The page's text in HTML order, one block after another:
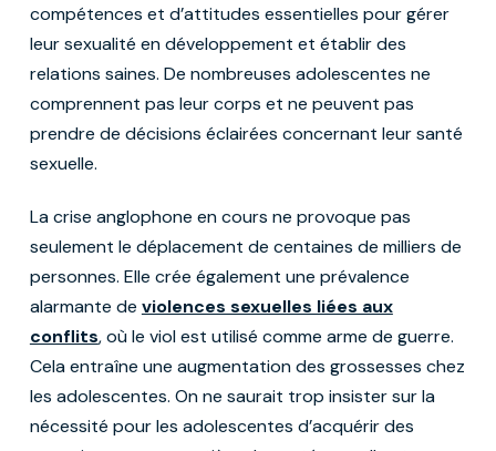
compétences et d’attitudes essentielles pour gérer
leur sexualité en développement et établir des
relations saines. De nombreuses adolescentes ne
comprennent pas leur corps et ne peuvent pas
prendre de décisions éclairées concernant leur santé
sexuelle.
La crise anglophone en cours ne provoque pas
seulement le déplacement de centaines de milliers de
personnes. Elle crée également une prévalence
alarmante de violences sexuelles liées aux
conflits, où le viol est utilisé comme arme de guerre.
Cela entraîne une augmentation des grossesses chez
les adolescentes. On ne saurait trop insister sur la
nécessité pour les adolescentes d’acquérir des